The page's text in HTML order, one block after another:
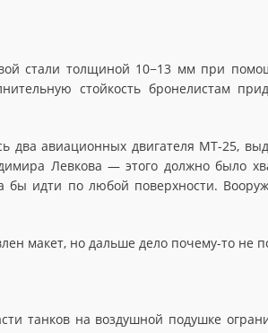
стали толщиной 10−13 мм при
стойкость бронелистам
два авиационных двигателя МТ-25,
Левкова — этого должно было
бы идти по любой поверхности.
макет, но дальше дело почему-то не
танков на воздушной подушке